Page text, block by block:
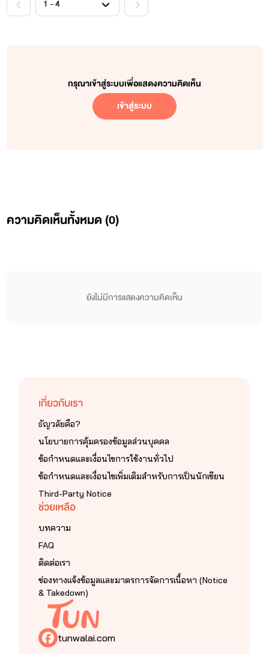
กรุณาเข้าสู่ระบบเพื่อแสดงความคิดเห็น
เข้าสู่ระบบ
ความคิดเห็นทั้งหมด (0)
ยังไม่มีการแสดงความคิดเห็น
เกี่ยวกับเรา
ธัญวลัยคือ?
นโยบายการคุ้มครองข้อมูลส่วนบุคคล
ข้อกำหนดและเงื่อนไขการใช้งานทั่วไป
ข้อกำหนดและเงื่อนไขเพิ่มเติมสำหรับการเป็นนักเขียน
Third-Party Notice
ช่วยเหลือ
บทความ
FAQ
ติดต่อเรา
ช่องทางแจ้งข้อมูลและมาตรการจัดการเนื้อหา (Notice
& Takedown)
tunwalai.com